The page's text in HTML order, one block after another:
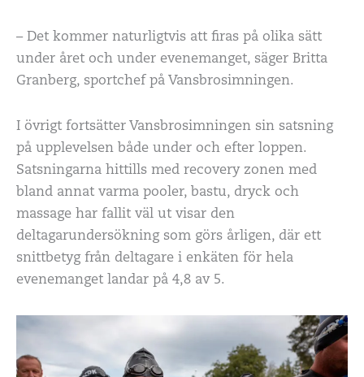
– Det kommer naturligtvis att firas på olika sätt
under året och under evenemanget, säger Britta
Granberg, sportchef på Vansbrosimningen.
I övrigt fortsätter Vansbrosimningen sin satsning
på upplevelsen både under och efter loppen.
Satsningarna hittills med recovery zonen med
bland annat varma pooler, bastu, dryck och
massage har fallit väl ut visar den
deltagarundersökning som görs årligen, där ett
snittbetyg från deltagare i enkäten för hela
evenemanget landar på 4,8 av 5.